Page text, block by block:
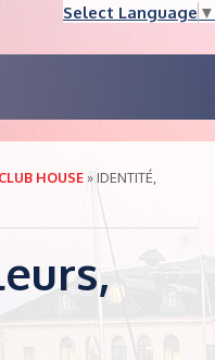
Select Language ▼
HOUSE»IDENTITÉ,